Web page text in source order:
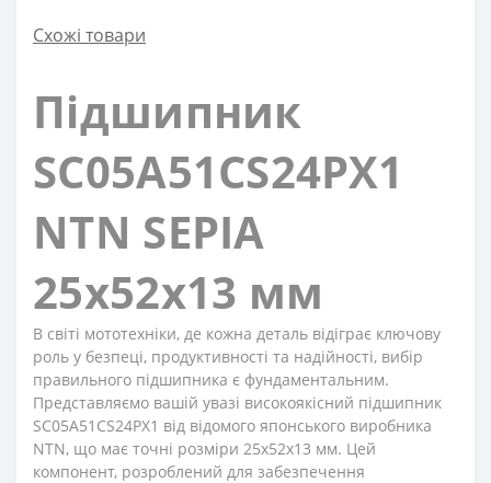
Схожі товари
Підшипник
SC05A51CS24PX1
NTN SEPIA
25x52x13 мм
В світі мототехніки, де кожна деталь відіграє ключову
роль у безпеці, продуктивності та надійності, вибір
правильного підшипника є фундаментальним.
Представляємо вашій увазі високоякісний підшипник
SC05A51CS24PX1 від відомого японського виробника
NTN, що має точні розміри 25x52x13 мм. Цей
компонент, розроблений для забезпечення